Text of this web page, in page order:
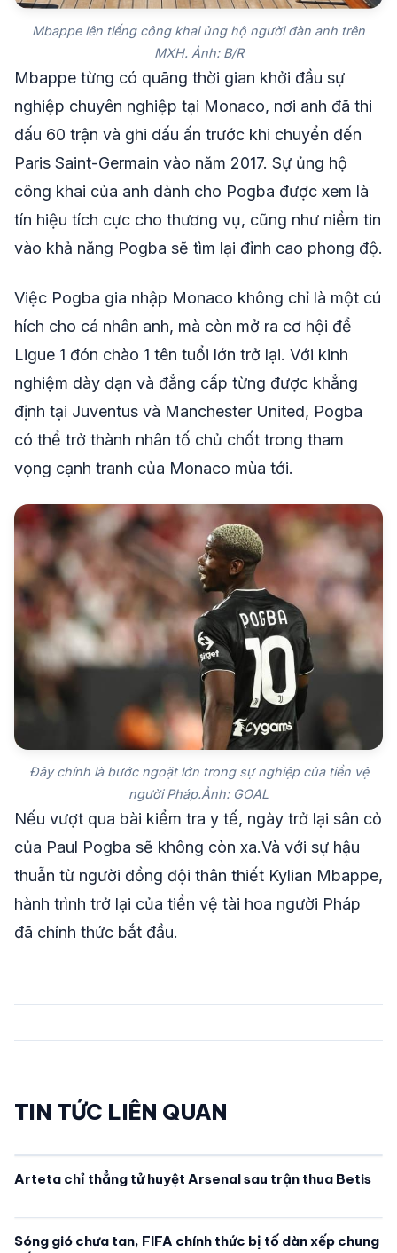
Mbappe lên tiếng công khai ủng hộ người đàn anh trên
MXH. Ảnh: B/R
Mbappe từng có quãng thời gian khởi đầu sự
nghiệp chuyên nghiệp tại Monaco, nơi anh đã thi
đấu 60 trận và ghi dấu ấn trước khi chuyển đến
Paris Saint-Germain vào năm 2017. Sự ủng hộ
công khai của anh dành cho Pogba được xem là
tín hiệu tích cực cho thương vụ, cũng như niềm tin
vào khả năng Pogba sẽ tìm lại đỉnh cao phong độ.
Việc Pogba gia nhập Monaco không chỉ là một cú
hích cho cá nhân anh, mà còn mở ra cơ hội để
Ligue 1 đón chào 1 tên tuổi lớn trở lại. Với kinh
nghiệm dày dạn và đẳng cấp từng được khẳng
định tại Juventus và Manchester United, Pogba
có thể trở thành nhân tố chủ chốt trong tham
vọng cạnh tranh của Monaco mùa tới.
Đây chính là bước ngoặt lớn trong sự nghiệp của tiền vệ
người Pháp.Ảnh: GOAL
Nếu vượt qua bài kiểm tra y tế, ngày trở lại sân cỏ
của Paul Pogba sẽ không còn xa.Và với sự hậu
thuẫn từ người đồng đội thân thiết Kylian Mbappe,
hành trình trở lại của tiền vệ tài hoa người Pháp
đã chính thức bắt đầu.
TIN TỨC LIÊN QUAN
Arteta chỉ thẳng tử huyệt Arsenal sau trận thua Betis
Sóng gió chưa tan, FIFA chính thức bị tố dàn xếp chung